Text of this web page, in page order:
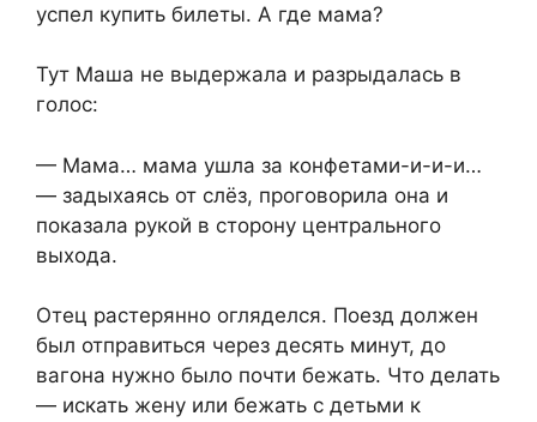
успел купить билеты. А где мама?
Тут Маша не выдержала и разрыдалась в
голос:
— Мама… мама ушла за конфетами-и-и-и…
— задыхаясь от слёз, проговорила она и
показала рукой в сторону центрального
выхода.
Отец растерянно огляделся. Поезд должен
был отправиться через десять минут, до
вагона нужно было почти бежать. Что делать
— искать жену или бежать с детьми к